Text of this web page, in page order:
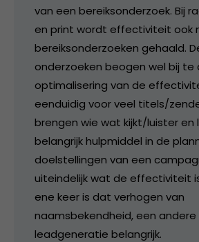
van een bereiksonderzoek. Bij
en print wordt effectiviteit ook
bereiksonderzoeken gehaald.
onderzoeken beogen wel bij te
optimalisering van de
eenduidig voor veel titels/
brengen wie wat kijkt/luister en
belangrijk hulpmiddel in de
doelstellingen van een
uiteindelijk wat de effectiviteit
ene keer is dat verhogen van
naamsbekendheid, een andere
leadgeneratie belangrijk.